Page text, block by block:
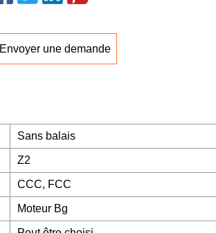
Envoyer une demande
Sans balais
Z2
CCC, FCC
Moteur Bg